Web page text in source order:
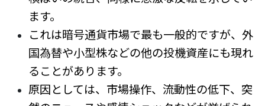
ます。
これは暗号通貨市場で最も一般的ですが、外
国為替や小型株などの他の投機資産にも現れ
ることがあります。
原因としては、市場操作、流動性の低下、突